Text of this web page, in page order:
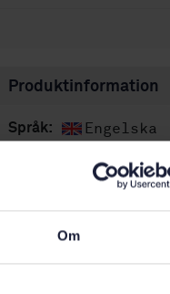
Om
Produktinformation
Språk: Engelska
SEK
Internationell titel:
household and
electrical
Particular
STD-